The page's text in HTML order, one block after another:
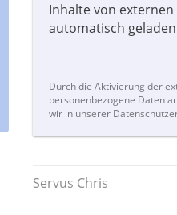
Inhalte von
automatisch
Durch die Aktivierung der
personenbezogene Daten
wir in unserer
Servus Chris